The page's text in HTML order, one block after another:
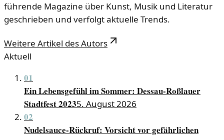
führende Magazine über Kunst, Musik und Literatur
geschrieben und verfolgt aktuelle Trends.
Weitere Artikel des Autors
Aktuell
01
Ein Lebensgefühl im Sommer: Dessau-Roßlauer
Stadtfest 20235. August 2026
02
Nudelsauce-Rückruf: Vorsicht vor gefährlichen